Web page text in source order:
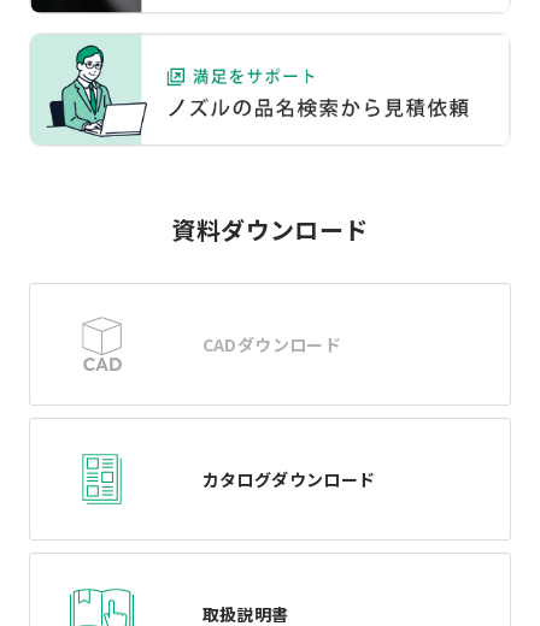
資料ダウンロード
CADダウンロード
カタログダウンロード
取扱説明書